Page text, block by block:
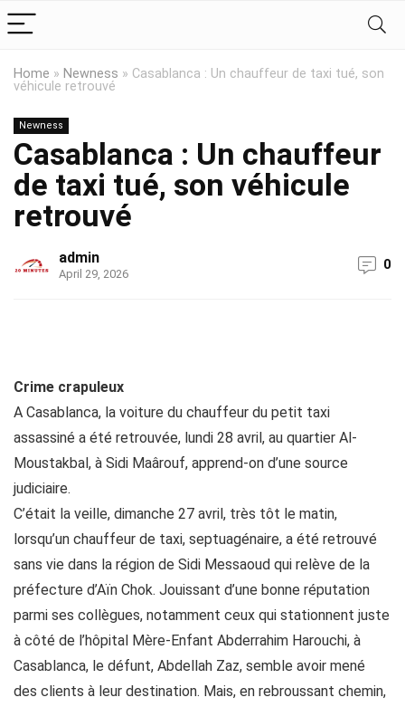
Home » Newness » Casablanca : Un chauffeur de taxi tué, son
véhicule retrouvé
Newness
Casablanca : Un chauffeur
de taxi tué, son véhicule
retrouvé
admin
April 29, 2026
0
Crime crapuleux
A Casablanca, la voiture du chauffeur du petit taxi
assassiné a été retrouvée, lundi 28 avril, au quartier Al-
Moustakbal, à Sidi Maârouf, apprend-on d’une source
judiciaire.
C’était la veille, dimanche 27 avril, très tôt le matin,
lorsqu’un chauffeur de taxi, septuagénaire, a été retrouvé
sans vie dans la région de Sidi Messaoud qui relève de la
préfecture d’Aïn Chok. Jouissant d’une bonne réputation
parmi ses collègues, notamment ceux qui stationnent juste
à côté de l’hôpital Mère-Enfant Abderrahim Harouchi, à
Casablanca, le défunt, Abdellah Zaz, semble avoir mené
des clients à leur destination. Mais, en rebroussant chemin,